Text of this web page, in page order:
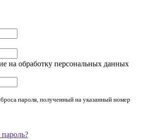
на обработку персональных данных
пароля, полученный на указанный номер